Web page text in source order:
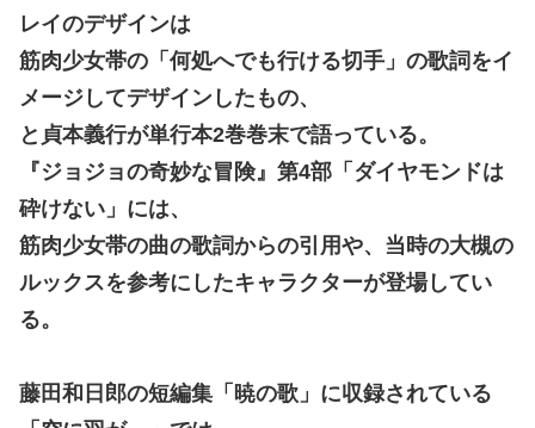
レイのデザインは
筋肉少女帯の「何処へでも行ける切手」の歌詞をイ
メージしてデザインしたもの、
と貞本義行が単行本2巻巻末で語っている。
『ジョジョの奇妙な冒険』第4部「ダイヤモンドは
砕けない」には、
筋肉少女帯の曲の歌詞からの引用や、当時の大槻の
ルックスを参考にしたキャラクターが登場してい
る。
藤田和日郎の短編集「暁の歌」に収録されている